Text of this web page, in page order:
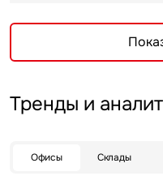
Тренды и
Офисы Склады